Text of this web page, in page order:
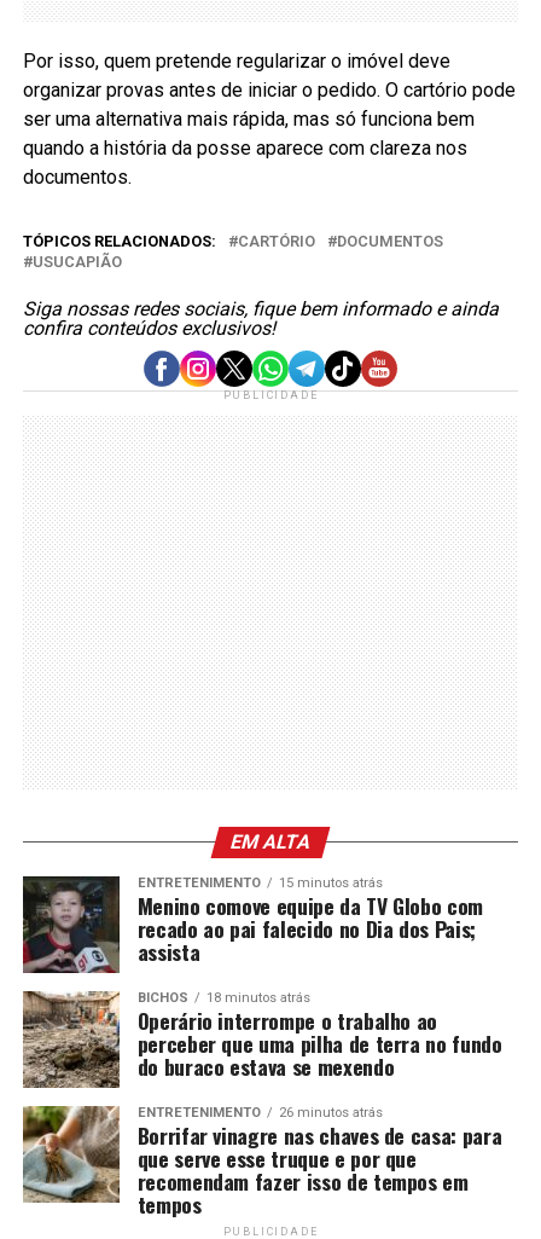
Por isso, quem pretende regularizar o imóvel deve
organizar provas antes de iniciar o pedido. O cartório pode
ser uma alternativa mais rápida, mas só funciona bem
quando a história da posse aparece com clareza nos
documentos.
TÓPICOS RELACIONADOS: CARTÓRIO
DOCUMENTOS
USUCAPIÃO
Siga nossas redes sociais, fique bem informado e ainda
confira conteúdos exclusivos!
PUBLICIDADE
EM ALTA
ENTRETENIMENTO 15 minutos atrás
Menino comove equipe da TV Globo com
recado ao pai falecido no Dia dos Pais;
assista
BICHOS 18 minutos atrás
Operário interrompe o trabalho ao
perceber que uma pilha de terra no fundo
do buraco estava se mexendo
ENTRETENIMENTO 26 minutos atrás
Borrifar vinagre nas chaves de casa: para
que serve esse truque e por que
recomendam fazer isso de tempos em
tempos
PUBLICIDADE